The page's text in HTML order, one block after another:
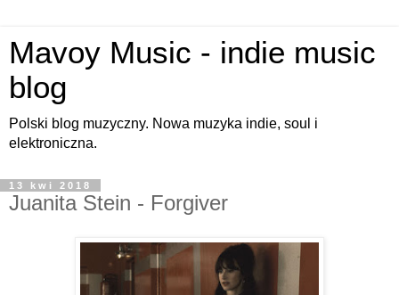
Mavoy Music - indie music
blog
Polski blog muzyczny. Nowa muzyka indie, soul i
elektroniczna.
13 kwi 2018
Juanita Stein - Forgiver